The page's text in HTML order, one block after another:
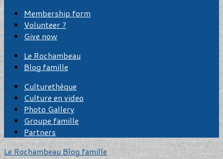
Membership form
Volunteer ?
Give now
Le Rochambeau
Blog famille
Culturethèque
Culture en video
Photo Gallery
Groupe famille
Partners
Le RochambeauBlog famille